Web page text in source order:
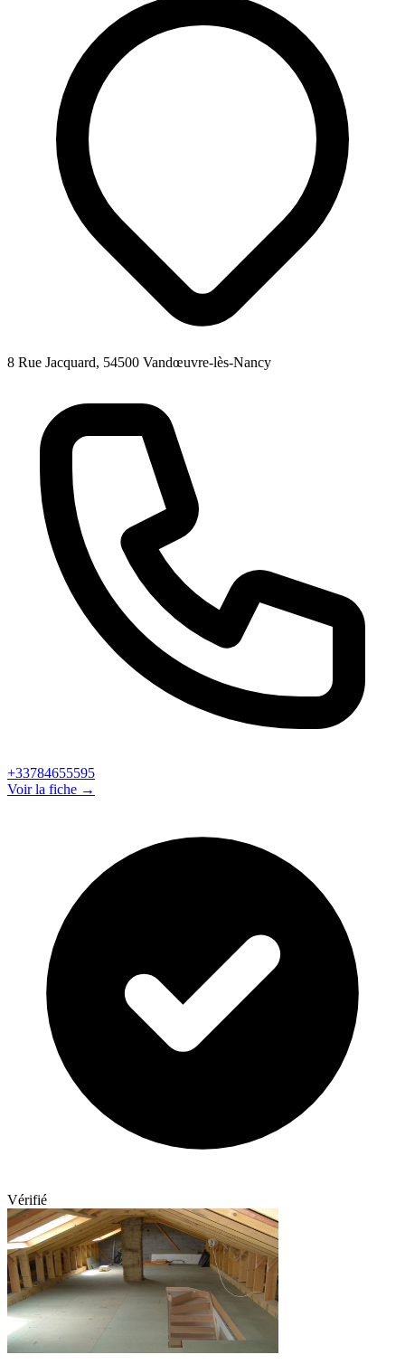
8 Rue Jacquard, 54500 Vandœuvre-lès-Nancy
+33784655595
Voir la fiche →
Vérifié